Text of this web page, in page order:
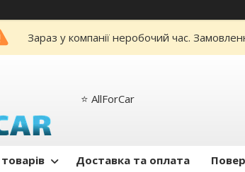
Зараз у компанії неробочий час.
⭐️ AllForCar
Доставка та оплата